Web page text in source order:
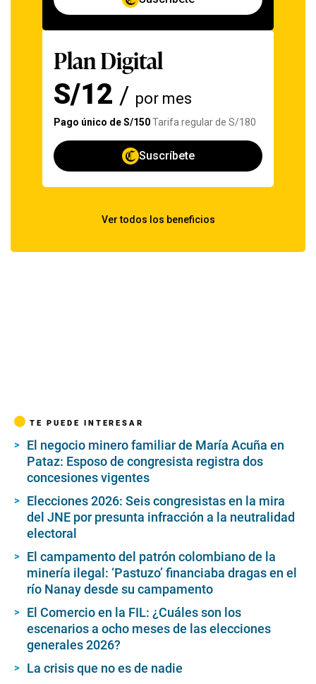
TE PUEDE INTERESAR
El negocio minero familiar de María Acuña en
Pataz: Esposo de congresista registra dos
concesiones vigentes
Elecciones 2026: Seis congresistas en la mira
del JNE por presunta infracción a la neutralidad
electoral
El campamento del patrón colombiano de la
minería ilegal: ‘Pastuzo’ financiaba dragas en el
río Nanay desde su campamento
El Comercio en la FIL: ¿Cuáles son los
escenarios a ocho meses de las elecciones
generales 2026?
La crisis que no es de nadie